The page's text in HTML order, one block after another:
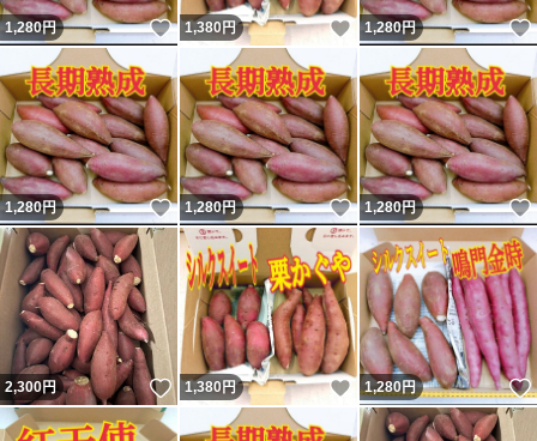
1,280円 いいね！
1,380円 いいね！
1,280円
1,280円 いいね！
1,280円 いいね！
1,280円
2,300円 いいね！
1,380円 いいね！
1,280円